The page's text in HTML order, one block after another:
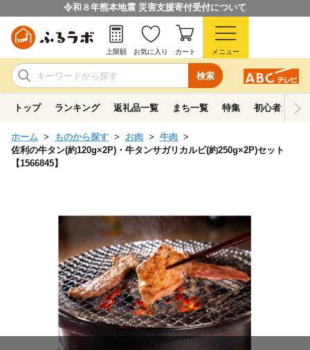
令和８年熊本地震 災害支援寄付受付について
検索
上限額 お気に入り カート メニュー
トップ ランキング 返礼品一覧 まち一覧 特集 初心者ガイド
ホーム ものから探す お肉
牛肉
佐利の牛タン(約120g×2P)・牛タンサガリカルビ(約250g×2P)セット
【1566845】